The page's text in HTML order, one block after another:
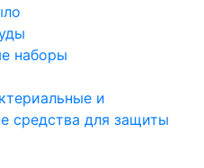
наборы
и
средства для защиты